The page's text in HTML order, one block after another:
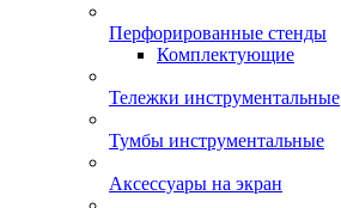
Перфорированные стенды
Комплектующие
Тележки инструментальные
Тумбы инструментальные
Аксессуары на экран